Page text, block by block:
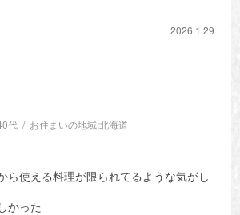
2026.1.29
代 お住まいの地域:北海道
ら使える料理が限られてるような気がし
かった